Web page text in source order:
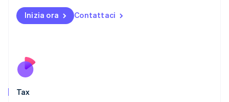
Inizia ora Contattaci
Tax
Messico
EspañolEnglish
English
Paesi Bassi